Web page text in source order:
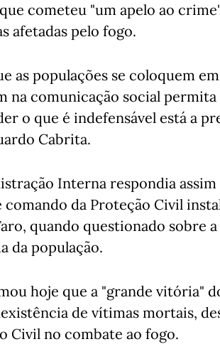
cometeu "um apelo ao
afetadas pelo fogo.
as populações se coloquem
na comunicação social
o que é indefensável está a
Cabrita.
Interna respondia assim
da Proteção Civil
quando questionado sobre a
da população.
hoje que a "grande vitória"
de vítimas mortais,
Civil no combate ao fogo.